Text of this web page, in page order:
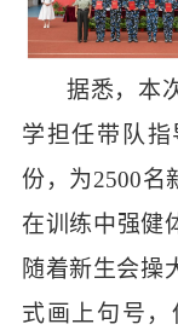
据悉，本
学担任带队
份，为2500名
在训练中强健
随着新生会操
式画上句号